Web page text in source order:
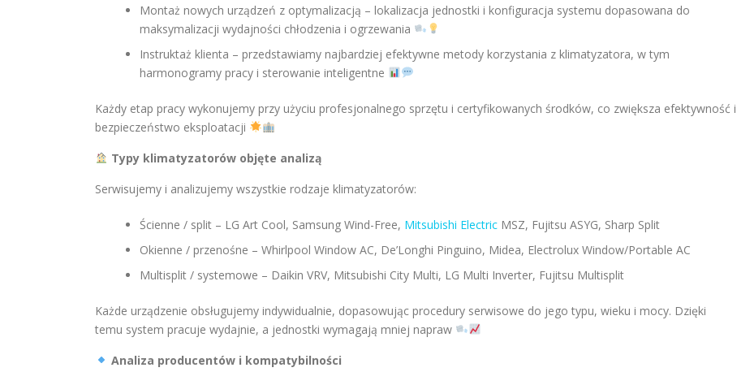
Montaż nowych urządzeń z optymalizacją – lokalizacja jednostki i konfiguracja systemu dopasowana do
maksymalizacji wydajności chłodzenia i ogrzewania
Instruktaż klienta – przedstawiamy najbardziej efektywne metody korzystania z klimatyzatora, w tym
harmonogramy pracy i sterowanie inteligentne
Każdy etap pracy wykonujemy przy użyciu profesjonalnego sprzętu i certyfikowanych środków, co zwiększa efektywność i
bezpieczeństwo eksploatacji
Typy klimatyzatorów objęte analizą
Serwisujemy i analizujemy wszystkie rodzaje klimatyzatorów:
Ścienne / split – LG Art Cool, Samsung Wind-Free, Mitsubishi Electric MSZ, Fujitsu ASYG, Sharp Split
Okienne / przenośne – Whirlpool Window AC, De’Longhi Pinguino, Midea, Electrolux Window/Portable AC
Multisplit / systemowe – Daikin VRV, Mitsubishi City Multi, LG Multi Inverter, Fujitsu Multisplit
Każde urządzenie obsługujemy indywidualnie, dopasowując procedury serwisowe do jego typu, wieku i mocy. Dzięki
temu system pracuje wydajnie, a jednostki wymagają mniej napraw
Analiza producentów i kompatybilności